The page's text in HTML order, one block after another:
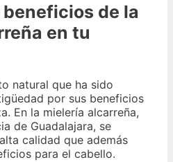
de la
en tu
natural que ha sido
por sus beneficios
En la mielería alcarreña,
de Guadalajara, se
calidad que además
para el cabello.